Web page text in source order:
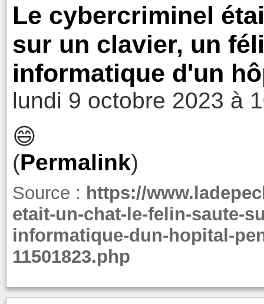
Le cybercriminel
sur un clavier, un
informatique d'un
lundi 9 octobre 2023 à
😄
(Permalink)
Source : https://
etait-un-chat-le-felin-saute-
informatique-dun-hopital-
11501823.php